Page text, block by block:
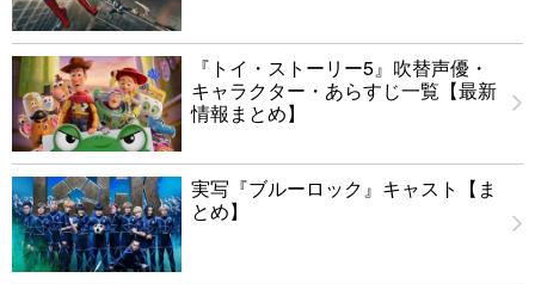
『トイ・ストーリー5』吹替声優・
キャラクター・あらすじ一覧【最新
情報まとめ】
実写『ブルーロック』キャスト【ま
とめ】